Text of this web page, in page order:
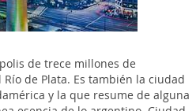
de trece millones de
de Plata. Es también la ciudad
y la que resume de alguna